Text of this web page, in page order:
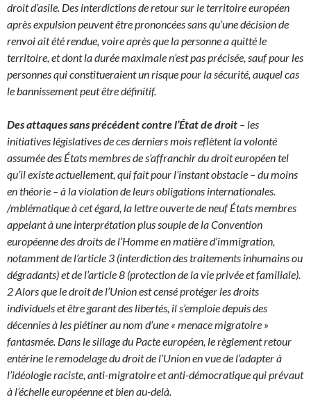
droit d’asile. Des interdictions de retour sur le territoire européen
après expulsion peuvent être prononcées sans qu’une décision de
renvoi ait été rendue, voire après que la personne a quitté le
territoire, et dont la durée maximale n’est pas précisée, sauf pour les
personnes qui constitueraient un risque pour la sécurité, auquel cas
le bannissement peut être définitif.
Des attaques sans précédent contre l’État de droit – les
initiatives législatives de ces derniers mois reflètent la volonté
assumée des États membres de s’affranchir du droit européen tel
qu’il existe actuellement, qui fait pour l’instant obstacle – du moins
en théorie – à la violation de leurs obligations internationales.
/mblématique à cet égard, la lettre ouverte de neuf États membres
appelant à une interprétation plus souple de la Convention
européenne des droits de l’Homme en matière d’immigration,
notamment de l’article 3 (interdiction des traitements inhumains ou
dégradants) et de l’article 8 (protection de la vie privée et familiale).
2 Alors que le droit de l’Union est censé protéger les droits
individuels et être garant des libertés, il s’emploie depuis des
décennies à les piétiner au nom d’une « menace migratoire »
fantasmée. Dans le sillage du Pacte européen, le règlement retour
entérine le remodelage du droit de l’Union en vue de l’adapter à
l’idéologie raciste, anti-migratoire et anti-démocratique qui prévaut
à l’échelle européenne et bien au-delà.